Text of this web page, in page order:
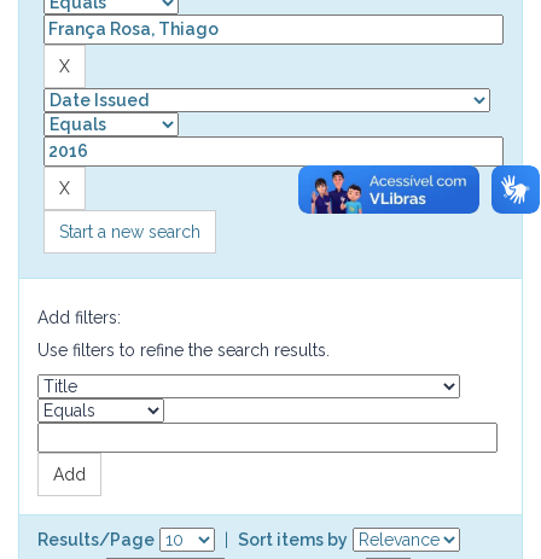
Start a new search
Add filters:
Use filters to refine the search results.
Results/Page
Sort items by